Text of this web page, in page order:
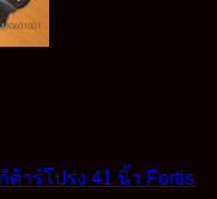
ต้าร์โปร่ง 41 นิ้ว Fortis